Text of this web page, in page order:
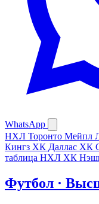
WhatsApp
НХЛ Торонто Мейпл
Кингз ХК Даллас ХК
таблица НХЛ ХК
Футбол ·